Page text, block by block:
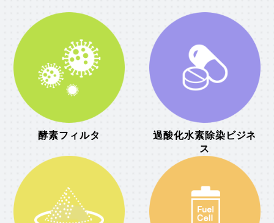
酵素フィルタ
過酸化水素除染ビジネ
ス